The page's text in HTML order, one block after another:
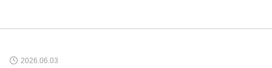
2026.06.03